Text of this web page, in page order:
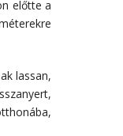
előtte a
lassan,